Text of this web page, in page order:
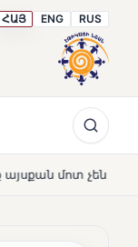
ՀԱՅ ENG RUS
եղել» HOT